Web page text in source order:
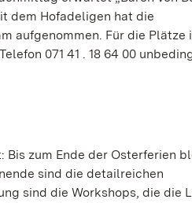
dem Hofadeligen hat die
aufgenommen. Für die Plätze
071 41 . 18 64 00
zum Ende der Osterferien
sind die detailreichen
sind die Workshops, die die